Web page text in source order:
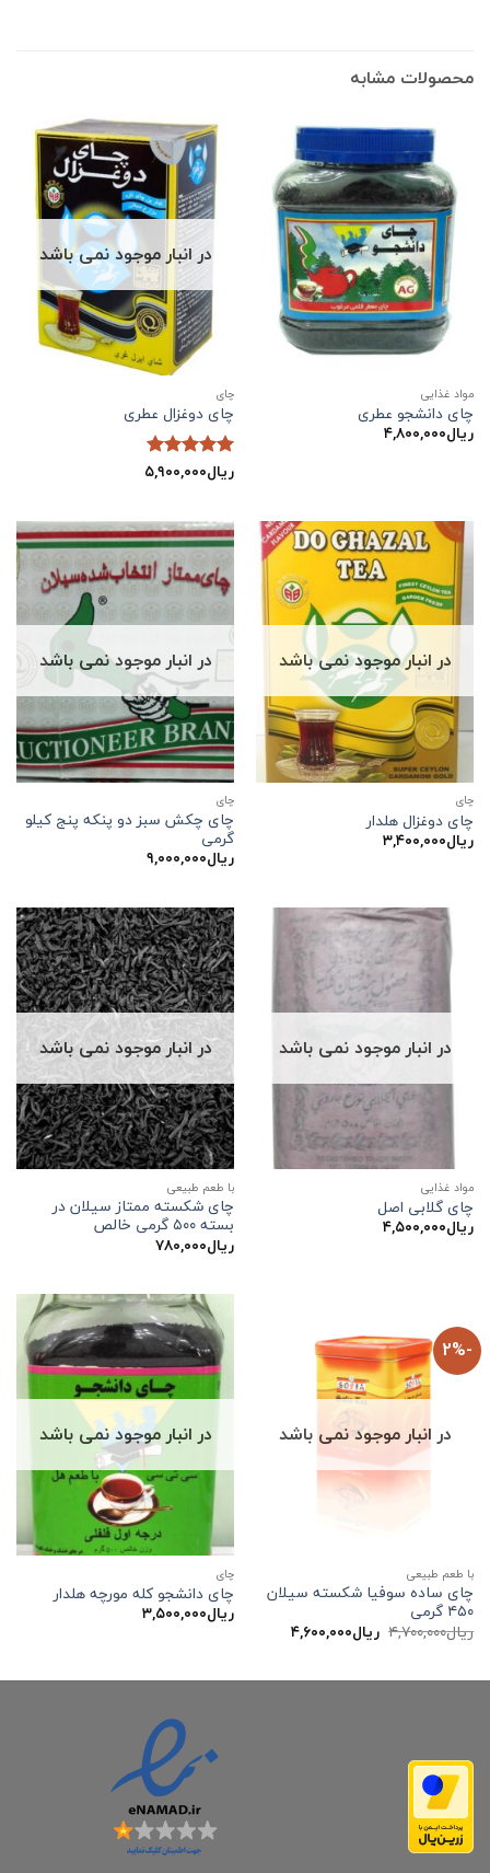
محصولات مشابه
مواد غذایی
چای دانشجو عطری
ریال۴,۸۰۰,۰۰۰
در انبار موجود نمی باشد
چاي
چای دوغزال عطری
نمره5 از
ریال۵,۹۰۰,۰۰۰
در انبار موجود نمی باشد
چاي
چای دوغزال هلدار
ریال۳,۴۰۰,۰۰۰
در انبار موجود نمی باشد
چاي
چای چکش سبز دو پنکه پنج کیلو
گرمی
ریال۹,۰۰۰,۰۰۰
در انبار موجود نمی باشد
مواد غذایی
چای گلابی اصل
ریال۴,۵۰۰,۰۰۰
در انبار موجود نمی باشد
با طعم طبیعی
چای شکسته ممتاز سیلان در
بسته ۵۰۰ گرمی خالص
ریال۷۸۰,۰۰۰
-2%
در انبار موجود نمی باشد
با طعم طبیعی
چای ساده سوفیا شکسته سیلان
۴۵۰ گرمی
ریال۴,۷۰۰,۰۰۰ قیمت
اصلی:
ریال۴,۶۰۰,۰۰۰قیمت
فعلی:
در انبار موجود نمی باشد
چاي
چای دانشجو کله مورچه هلدار
ریال۳,۵۰۰,۰۰۰